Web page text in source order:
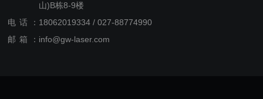
山)B栋8-9楼
电话： 18062019334 / 027-88774990
售后服
邮箱： info@gw-laser.com